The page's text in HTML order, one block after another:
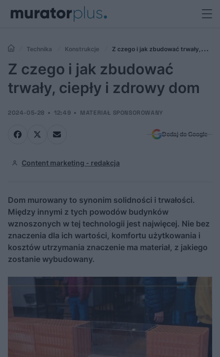
Technika Konstrukcje
Z czego i jak zbudować trwały,
ciepły i zdrowy dom
Z czego i jak zbudować
trwały, ciepły i zdrowy dom
2024-05-28 12:49 MATERIAŁ SPONSOROWANY
Dodaj do Google
Content marketing - redakcja
Dom murowany to synonim solidności i trwałości.
Między innymi z tych powodów budynków
wznoszonych w tej technologii jest najwięcej. Nie bez
znaczenia dla ich wartości, komfortu użytkowania i
kosztów utrzymania znaczenie ma materiał, z jakiego
zostanie wybudowany.